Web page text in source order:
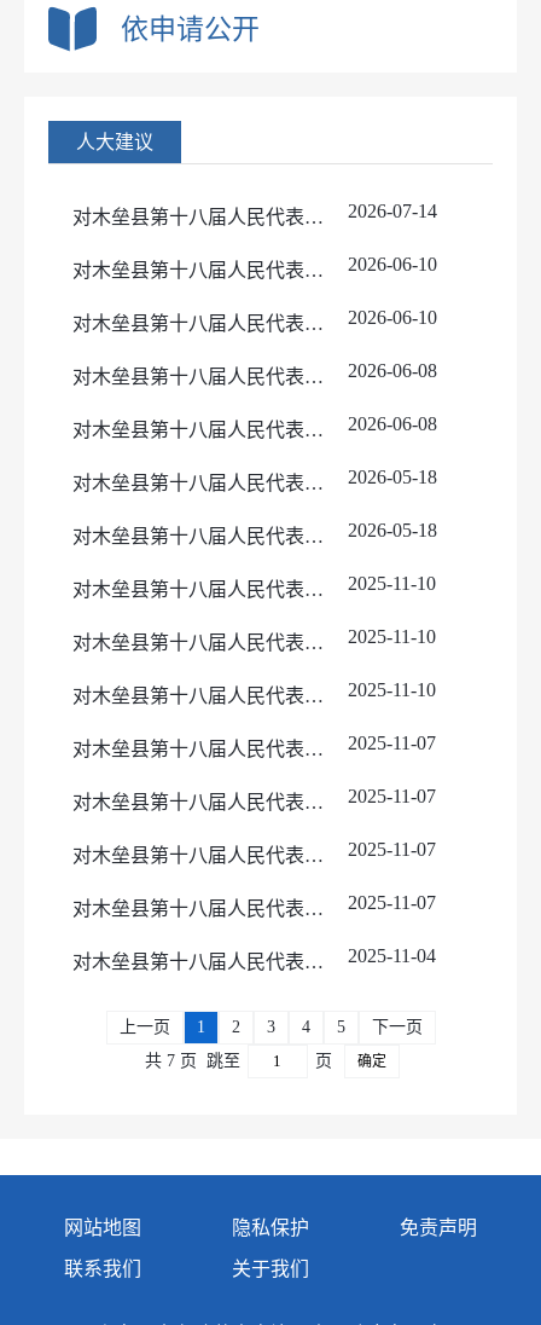
公共企事业单位信息公开
基层政务公开事项标准目录
依申请公开
人大建议
对木垒县第十八届人民代表第六次会议农林水牧类建议（第15号）的答复 2026-07-14
对木垒县第十八届人民代表第六次会议教科文卫类建议（第44号）的答复 2026-06-10
对木垒县第十八届人民代表第六次会议其他类建议（第35号）的答复 2026-06-10
对木垒县第十八届人民代表第六次会议社会建设类建议（第46号）的答复 2026-06-08
对木垒县第十八届人民代表第六次会议农林水牧类建议（第2号）的答复 2026-06-08
对木垒县第十八届人民代表第六次会议农林水牧类建议（第29号）的答复 2026-05-18
对木垒县第十八届人民代表第六次会议农林水牧类建议（第4号）的答复 2026-05-18
对木垒县第十八届人民代表第五次会议教科文卫类建议（第35号）的答复 2025-11-10
对木垒县第十八届人民代表第五次会议教科文卫类建议（第27号）的答复 2025-11-10
对木垒县第十八届人民代表第五次会议教科文卫类建议（第17号）的答复 2025-11-10
对木垒县第十八届人民代表第五次会议工交财贸类建议（第44号）的答复 2025-11-07
对木垒县第十八届人民代表第五次会议工交财贸类建议（第28号）的答复 2025-11-07
对木垒县第十八届人民代表第五次会议工交财贸类建议（第16号）的答复 2025-11-07
对木垒县第十八届人民代表第五次会议工交财贸类建议（第20号）的答复 2025-11-07
对木垒县第十八届人民代表第五次会议农林水牧类建议（第11号）的答复 2025-11-04
上一页 1 2 3 4 5
下一页
共 7 页
跳至 页 确定
网站地图 隐私保护
免责声明
联系我们
关于我们